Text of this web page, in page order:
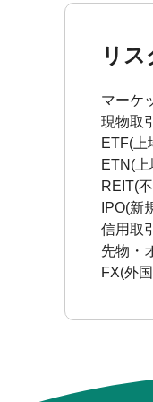
リ
マーケ
現物取
ETF(上
ETN(
REIT(
IPO(新
信用取
先物・
FX(外